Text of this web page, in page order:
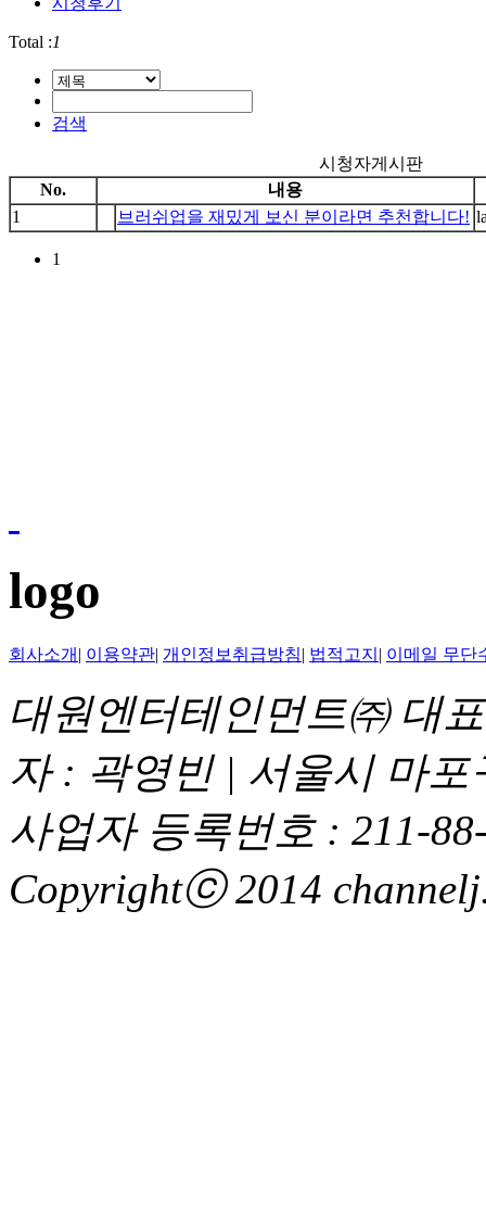
Total :1
검색
시청자게시판
No.
내용
1
브러쉬업을 재밌게 보신 분이라면 추천합니다!
1
logo
회사소개 | 이용약관| 개인정보취급방침| 법적고지 | 이메일 무단
대원엔터테인먼트㈜ 대
자 : 곽영빈 | 서울시 마
사업자 등록번호 : 211-
Copyrightⓒ 2014